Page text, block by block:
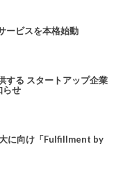
ービスを本格始動
する スタートアップ企業
らせ
に向け「Fulfillment by